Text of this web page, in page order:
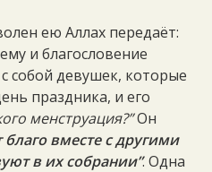
ею Аллах передаёт:
и благословение
собой девушек, которые
праздника, и его
менструация?”Он
благо вместе с другими
в их собрании”. Одна